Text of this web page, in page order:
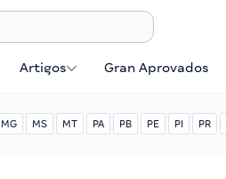
Artigos Gran Aprovados
MG MS MT PA PB PE PI PR